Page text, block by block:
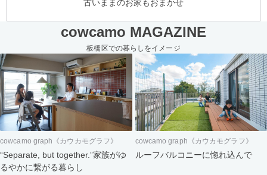
古いままのお家もおまかせ
cowcamo MAGAZINE
板橋区での暮らしをイメージ
cowcamo graph《カウカモグラフ》
“Separate, but together.”家族がゆ
るやかに繋がる暮らし
cowcamo graph《カウカモグラフ》
ルーフバルコニーに惚れ込んで